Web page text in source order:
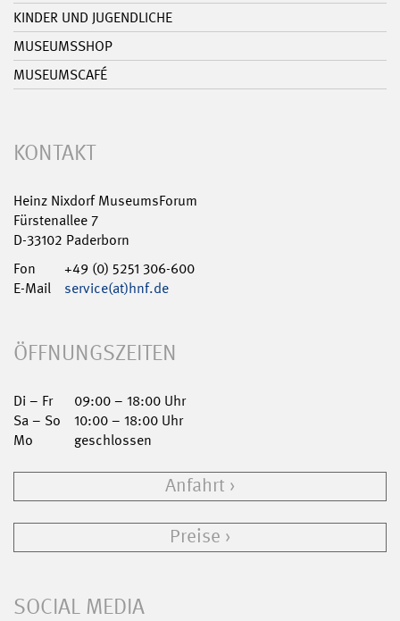
KINDER UND JUGENDLICHE
MUSEUMSSHOP
MUSEUMSCAFÉ
KONTAKT
Heinz Nixdorf MuseumsForum
Fürstenallee 7
D-33102 Paderborn
Fon
+49 (0) 5251 306-600
E-Mail
service(at)hnf.de
ÖFFNUNGSZEITEN
Di – Fr
09:00 – 18:00 Uhr
Sa – So
10:00 – 18:00 Uhr
Mo
geschlossen
Anfahrt
Preise
SOCIAL MEDIA